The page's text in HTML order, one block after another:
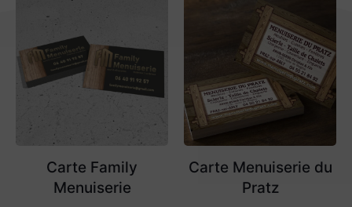
Carte Family
Menuiserie
Carte Menuiserie du
Pratz